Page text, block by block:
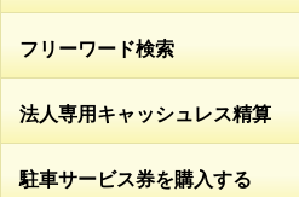
フリーワード検索
法人専用キャッシュレス精算
駐車サービス券を購入する